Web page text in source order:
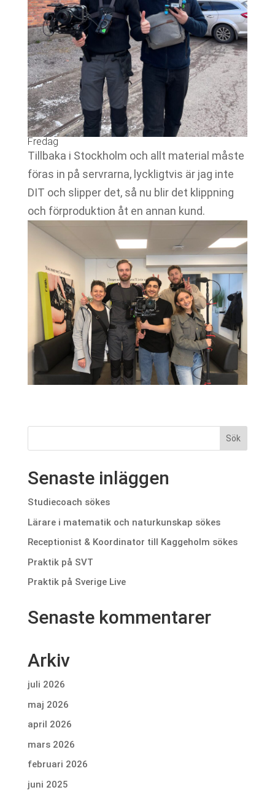
Fredag
Tillbaka i Stockholm och allt material måste
föras in på servrarna, lyckligtvis är jag inte
DIT och slipper det, så nu blir det klippning
och förproduktion åt en annan kund.
Senaste inläggen
Studiecoach sökes
Lärare i matematik och naturkunskap sökes
Receptionist & Koordinator till Kaggeholm sökes
Praktik på SVT
Praktik på Sverige Live
Senaste kommentarer
Arkiv
juli 2026
maj 2026
april 2026
mars 2026
februari 2026
juni 2025